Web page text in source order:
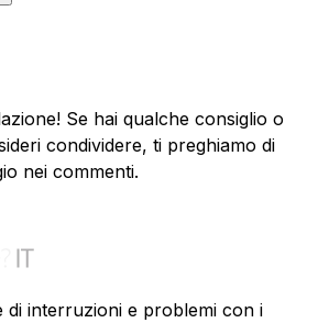
Se hai qualche consiglio o
condividere, ti preghiamo di
nei commenti.
di interruzioni e problemi con i